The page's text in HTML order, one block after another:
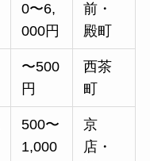
0〜6,
000円
前・
殿町
〜500
円
西茶
町
500〜
1,000
京
店・